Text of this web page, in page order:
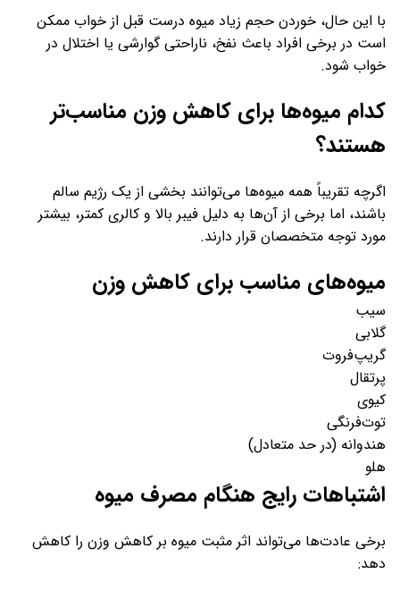
با این حال، خوردن حجم زیاد میوه درست قبل از خواب ممکن
است در برخی افراد باعث نفخ، ناراحتی گوارشی یا اختلال در
خواب شود.
کدام میوه‌ها برای کاهش وزن مناسب‌تر
هستند؟
اگرچه تقریباً همه میوه‌ها می‌توانند بخشی از یک رژیم سالم
باشند، اما برخی از آن‌ها به دلیل فیبر بالا و کالری کمتر، بیشتر
مورد توجه متخصصان قرار دارند.
میوه‌های مناسب برای کاهش وزن
سیب
گلابی
گریپ‌فروت
پرتقال
کیوی
توت‌فرنگی
هندوانه (در حد متعادل)
هلو
اشتباهات رایج هنگام مصرف میوه
برخی عادت‌ها می‌تواند اثر مثبت میوه بر کاهش وزن را کاهش
دهد: